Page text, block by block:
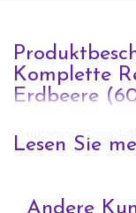
Komplette
Erdbeere
Davitamon
und Mineralstoffe,
Lesen Sie